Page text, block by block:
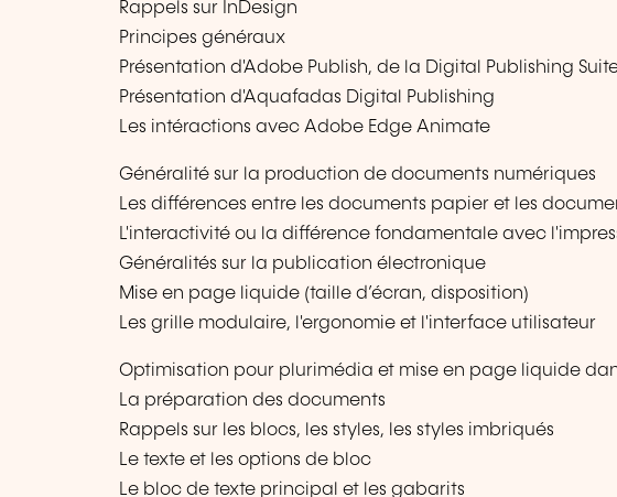
Rappels sur InDesign
Principes généraux
Présentation d'Adobe Publish, de la Digital Publishing
Présentation d'Aquafadas Digital Publishing
Les intéractions avec Adobe Edge Animate
Généralité sur la production de documents numériques
Les différences entre les documents papier et les
L'interactivité ou la différence fondamentale avec
Généralités sur la publication électronique
Mise en page liquide (taille d’écran, disposition)
Les grille modulaire, l'ergonomie et l'interface utilisateur
Optimisation pour plurimédia et mise en page liquide
La préparation des documents
Rappels sur les blocs, les styles, les styles imbriqués
Le texte et les options de bloc
Le bloc de texte principal et les gabarits